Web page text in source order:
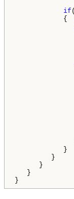
if
{
}
}
}
}
}